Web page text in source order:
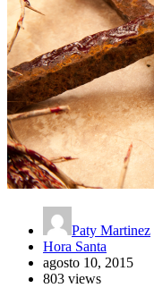
Paty Martinez
Hora Santa
agosto 10, 2015
803 views